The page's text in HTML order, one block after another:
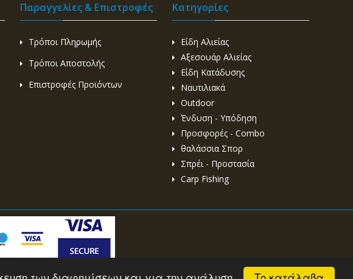
Παραγγελίες & Επιστροφές
Τρόποι Πληρωμής
Τρόποι Αποστολής
Επιστροφές Προϊόντων
Κατηγορίες
Είδη Αλιείας
Αξεσουάρ Αλιείας
Είδη Κατάδυσης
Ναυτιλιακά
Outdoor
Ένδυση - Υπόδηση
Προσφορές - Combo
θαλάσσια Σπορ
Σπρέι - Προστασία
Carp Fishing
Eshop HellasSites